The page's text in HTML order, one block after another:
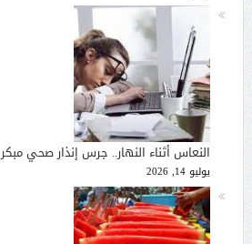
النعاس أثناء النهار.. جرس إنذار صحي مبكر
يوليو 14, 2026